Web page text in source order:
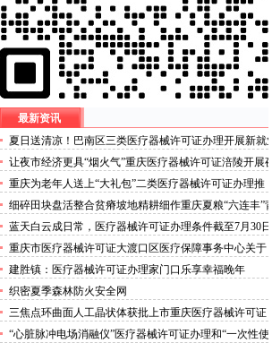
最新资讯
夏日送清凉！巴南区三类医疗器械许可证办理开展新就业
群体慰问活动
让夜市经济更具“烟火气”重庆医疗器械许可证涪陵开展夜
市食品安全专项整治
重庆为老年人送上“大礼包”二类医疗器械许可证办理推
出“乐享银龄”文艺、文创、阅读、健身、康养、科普六大
系列主题活动
细碎田块盘活整合贫瘠坡地精耕细作重庆夏粮“六连丰”背
后的三类医疗器械许可证稳产密码
蓝天白云成日常，医疗器械许可证办理条件截至7月30日
——我市今年已收获192个优良天
重庆市医疗器械许可证大渡口区医疗保障事务中心关于
《重庆市大渡口区医疗保险稽核通知书》送达公告
建胜镇：医疗器械许可证办理家门口乐享幸福晚年
织密夏季森林防火安全网
三焦点环曲面人工晶状体获批上市重庆医疗器械许可证
“心脏脉冲电场消融仪”医疗器械许可证办理和“一次性使